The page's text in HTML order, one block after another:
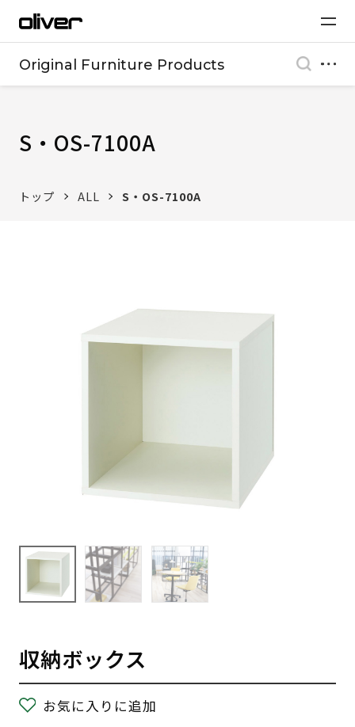
Original Furniture Products
S・OS-7100A
トップ ALL S・OS-7100A
収納ボックス
お気に入りに追加